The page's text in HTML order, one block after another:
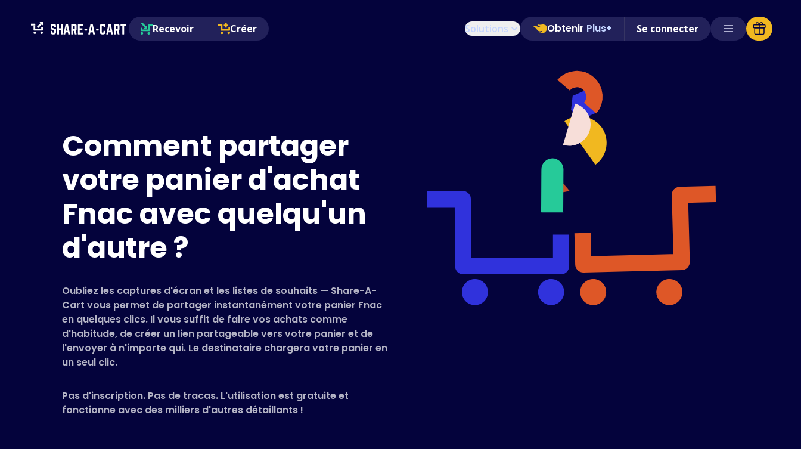
Recevoir Créer Solutions Obtenir Plus+ Se connecter
Comment partager
votre panier d'achat
Fnac avec quelqu'un
d'autre ?
Oubliez les captures d'écran et les listes de souhaits — Share-A-
Cart vous permet de partager instantanément votre panier Fnac
en quelques clics. Il vous suffit de faire vos achats comme
d'habitude, de créer un lien partageable vers votre panier et de
l'envoyer à n'importe qui. Le destinataire chargera votre panier en
un seul clic.
Pas d'inscription. Pas de tracas. L'utilisation est gratuite et
fonctionne avec des milliers d'autres détaillants !